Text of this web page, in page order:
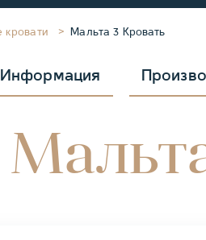
кровати Мальта 3 Кровать
Информация